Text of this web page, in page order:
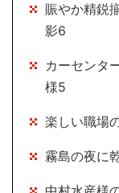
賑やか精鋭
影6
カーセンタ
様5
楽しい職場
霧島の夜に